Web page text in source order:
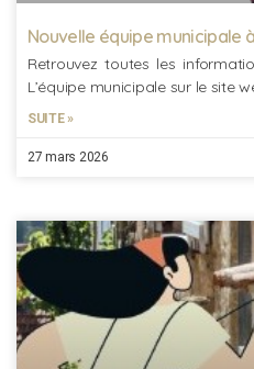
Nouvelle équipe municipale
Retrouvez toutes les
L’équipe municipale sur le site
SUITE »
27 mars 2026